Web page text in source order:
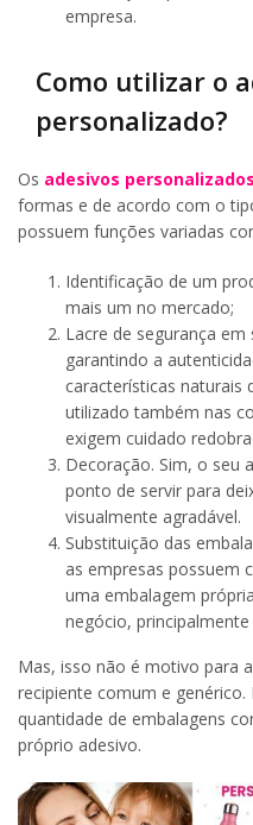
empresa.
Como utilizar o
personalizado?
Os adesivos personalizados
formas e de acordo com o
possuem funções variadas
Identificação de um
mais um no mercado;
Lacre de segurança
garantindo a
características naturais
utilizado também nas
exigem cuidado
Decoração. Sim, o seu
ponto de servir para
visualmente agradável.
Substituição das
as empresas possuem
uma embalagem
negócio,
Mas, isso não é motivo para
recipiente comum e
quantidade de embalagens
próprio adesivo.